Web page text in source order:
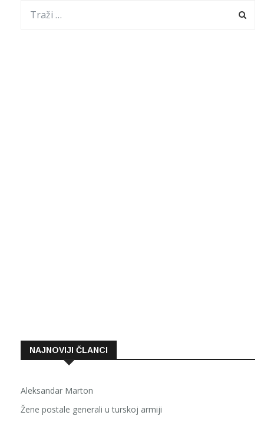
NAJNOVIJI ČLANCI
Aleksandar Marton
Žene postale generali u turskoj armiji